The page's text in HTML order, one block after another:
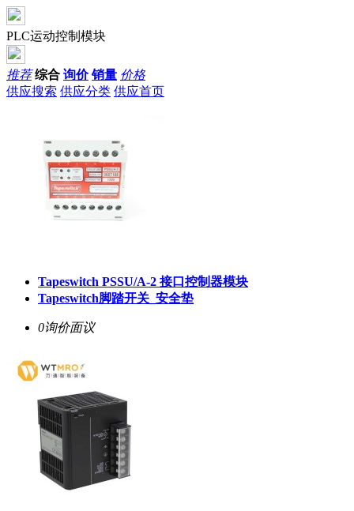
PLC运动控制模块
推荐 综合 询价 销量 价格
供应搜索 供应分类 供应首页
Tapeswitch PSSU/A-2 接口控制器模块
Tapeswitch脚踏开关_安全垫
0询价面议